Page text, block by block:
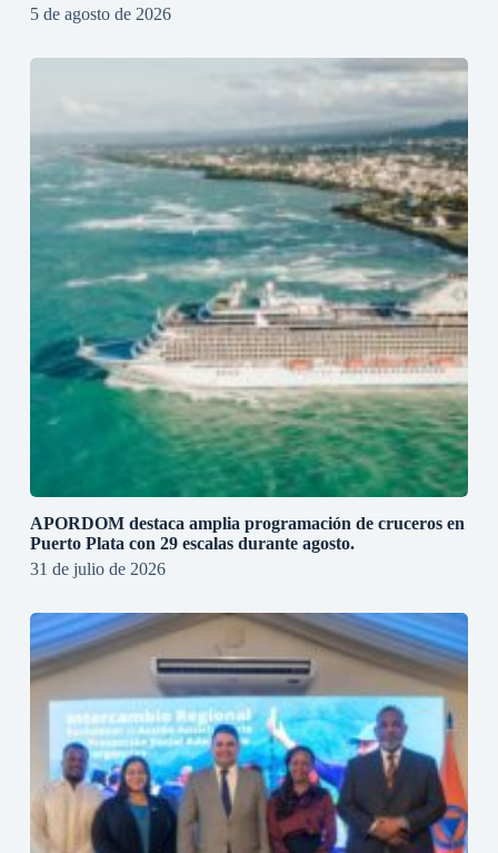
5 de agosto de 2026
APORDOM destaca amplia programación de cruceros en
Puerto Plata con 29 escalas durante agosto.
31 de julio de 2026